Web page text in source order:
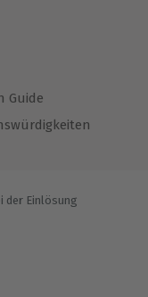
Guide
der Einlösung